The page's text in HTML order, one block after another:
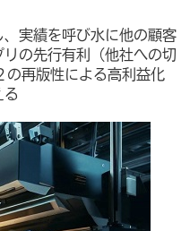
実績を呼び水に他の顧客
の先行有利（他社への切
再版性による高利益化